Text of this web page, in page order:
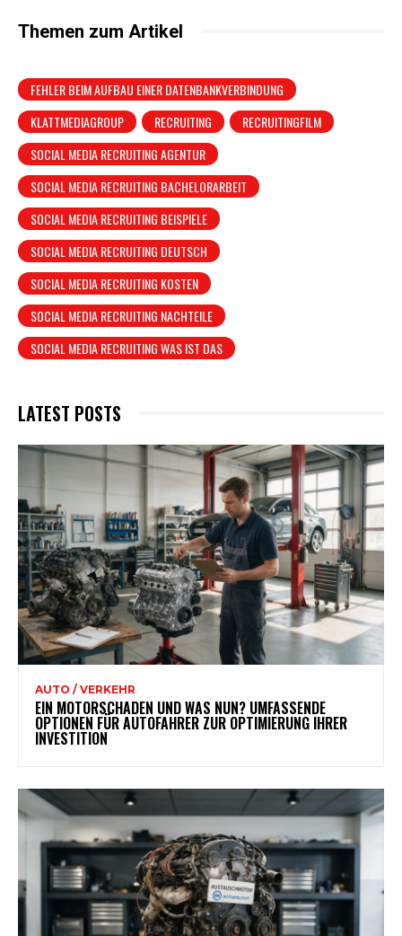
Themen zum Artikel
FEHLER BEIM AUFBAU EINER DATENBANKVERBINDUNG
KLATTMEDIAGROUP
RECRUITING
RECRUITINGFILM
SOCIAL MEDIA RECRUITING AGENTUR
SOCIAL MEDIA RECRUITING BACHELORARBEIT
SOCIAL MEDIA RECRUITING BEISPIELE
SOCIAL MEDIA RECRUITING DEUTSCH
SOCIAL MEDIA RECRUITING KOSTEN
SOCIAL MEDIA RECRUITING NACHTEILE
SOCIAL MEDIA RECRUITING WAS IST DAS
LATEST POSTS
AUTO / VERKEHR
EIN MOTORSCHADEN UND WAS NUN? UMFASSENDE
OPTIONEN FÜR AUTOFAHRER ZUR OPTIMIERUNG IHRER
INVESTITION